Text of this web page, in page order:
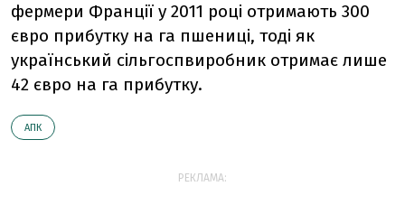
фермери Франції у 2011 році отримають 300
євро прибутку на га пшениці, тоді як
український сільгоспвиробник отримає лише
42 євро на га прибутку.
АПК
РЕКЛАМА: